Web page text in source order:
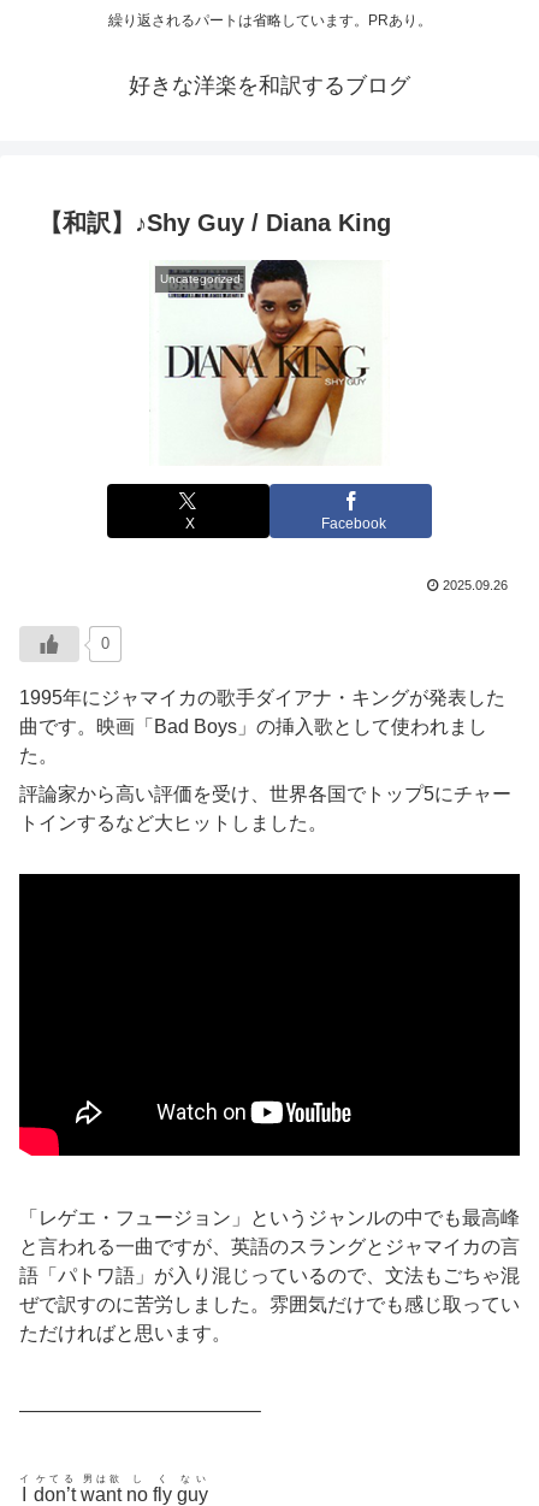
繰り返されるパートは省略しています。PRあり。
好きな洋楽を和訳するブログ
【和訳】♪Shy Guy / Diana King
Uncategorized
X Facebook
2025.09.26
0
1995年にジャマイカの歌手ダイアナ・キングが発表した
曲です。映画「Bad Boys」の挿入歌として使われまし
た。
評論家から高い評価を受け、世界各国でトップ5にチャー
トインするなど大ヒットしました。
「レゲエ・フュージョン」というジャンルの中でも最高峰
と言われる一曲ですが、英語のスラングとジャマイカの言
語「パトワ語」が入り混じっているので、文法もごちゃ混
ぜで訳すのに苦労しました。雰囲気だけでも感じ取ってい
ただければと思います。
————————————–
イ
don’t
ケてる
want
男は欲
no
し
fly
く
guy
ない